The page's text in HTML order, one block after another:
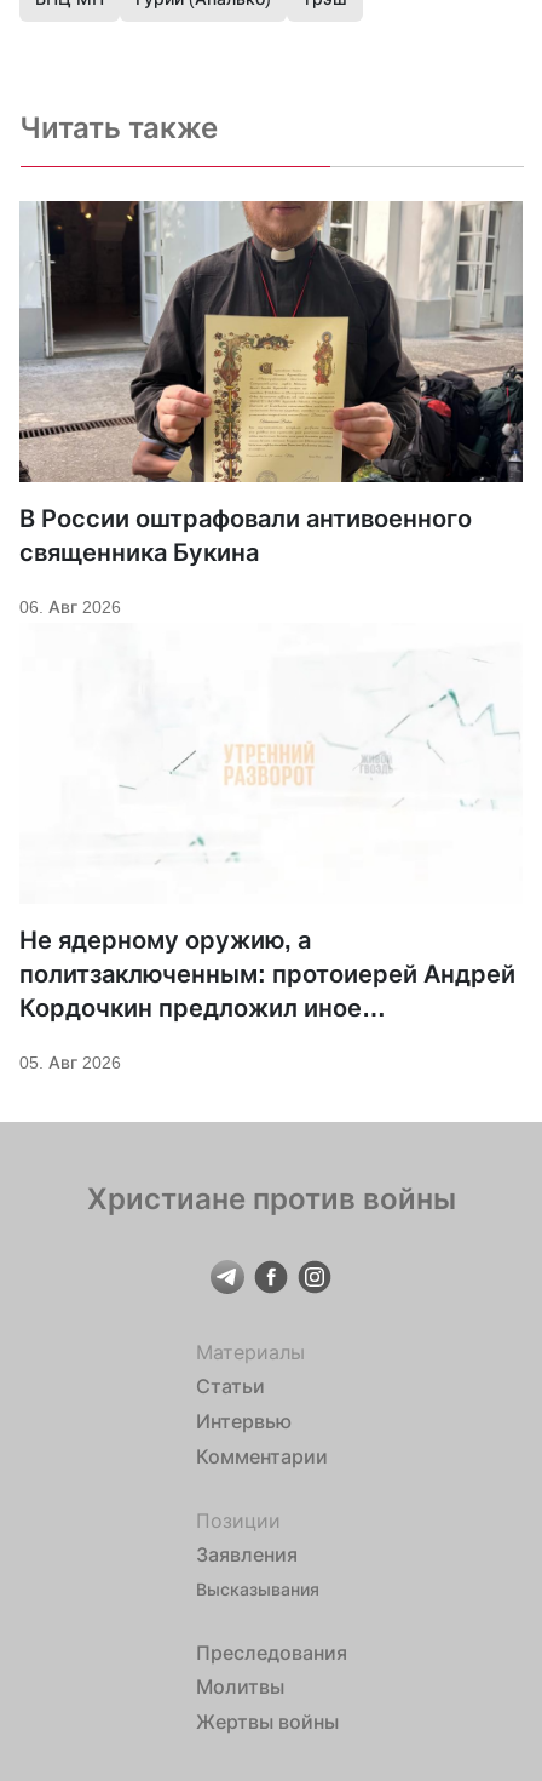
Читать также
В России оштрафовали антивоенного
священника Букина
06. Авг 2026
Не ядерному оружию, а
политзаключенным: протоиерей Андрей
Кордочкин предложил иное
Саровского
05. Авг 2026
Христиане против войны
Материалы
Статьи
Интервью
Комментарии
Позиции
Заявления
Высказывания
Преследования
Молитвы
Жертвы войны